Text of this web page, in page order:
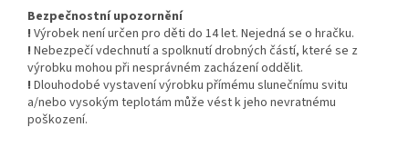
Bezpečnostní upozornění
! Výrobek není určen pro děti do 14 let. Nejedná se o hračku.
! Nebezpečí vdechnutí a spolknutí drobných částí, které se z
výrobku mohou při nesprávném zacházení oddělit.
! Dlouhodobé vystavení výrobku přímému slunečnímu svitu
a/nebo vysokým teplotám může vést k jeho nevratnému
poškození.